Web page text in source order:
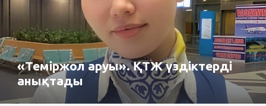
«Теміржол аруы». ҚТЖ үздіктерді
анықтады